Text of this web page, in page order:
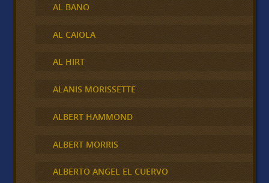
AL BANO
AL CAIOLA
AL HIRT
ALANIS MORISSETTE
ALBERT HAMMOND
ALBERT MORRIS
ALBERTO ANGEL EL CUERVO